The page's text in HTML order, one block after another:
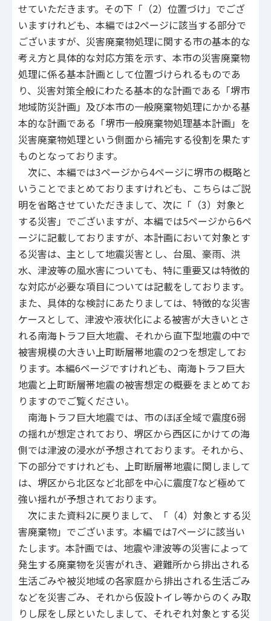
せていただきます。その下「（2）位置づけ」でござ
いますけれども、本編では2ページに該当する部分で
ございますが、災害廃棄物処理に関する市の基本的な
考え方と具体的な対応方策を示す、本市の災害廃棄物
処理に係る基本計画として位置づけられるものであ
り、災害対策全般にわたる基本的な計画である「堺市
地域防災計画」及び本市の一般廃棄物処理にかかる基
本的な計画である「堺市一般廃棄物処理基本計画」を
災害廃棄物処理という側面から補完する役割を果たす
ものとなっております。
次に、本編では3ページから4ページに堺市の概略と
いうことでまとめておりますけれども、こちらはご説
明を省略させていただきまして、次に「（3）対象と
する災害」でございますが、本編では5ページから6ペ
ージに記載しておりますが、本計画において対象とす
る災害は、主として地震災害とし、台風、豪雨、洪
水、津波等の風水害についても、特に重要又は特徴的
な対応が必要な項目については記載をしております。
また、具体的な検討にあたりましては、特徴的な災害
ケースとして、津波や液状化による被害が大きいとさ
れる南海トラフ巨大地震、それから直下型地震の中で
被害規模の大きい上町断層帯地震の2つを想定してお
ります。本編6ページですけれども、南海トラフ巨大
地震と上町断層帯地震の被害想定の概要をまとめてお
りますのでご覧ください。
南海トラフ巨大地震では、市のほぼ全域で震度6弱
の揺れが想定されており、堺区から西区にかけての海
側では津波の浸水が予想されております。それから、
下の部分ですけれども、上町断層帯地震に関しまして
は、堺区から北区など北部を中心に震度7など極めて
強い揺れが予想されております。
次にまた資料2に戻りまして、「（4）対象とする災
害廃棄物」でございます。本編では7ページに該当い
たします。本計画では、地震や津波等の災害によって
発生する廃棄物を災害がれき、避難所から排出される
生活ごみや被災地域の各家庭から排出される生活ごみ
などを災害ごみ、それから仮設トイレ等からのくみ取
りし尿をし尿といたしまして、それぞれ対象とする災